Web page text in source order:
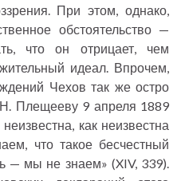
При этом, однако,
обстоятельство —
что он отрицает, чем
идеал. Впрочем,
Чехов так же остро
Плещееву 9 апреля 1889
как неизвестна
что такое бесчестный
— мы не знаем» (XIV, 339).